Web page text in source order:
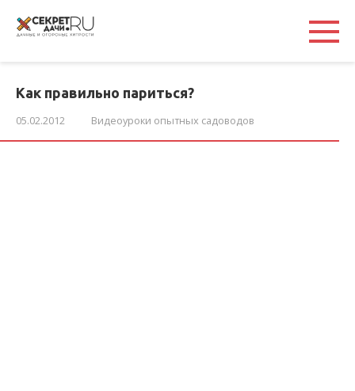
контенту
Как правильно париться?
05.02.2012 Видеоуроки опытных садоводов